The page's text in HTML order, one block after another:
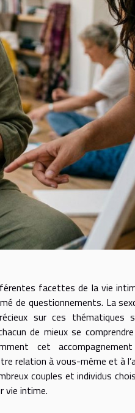
facettes de la vie
de questionnements. La
sur ces thématiques
de mieux se comprendre
cet
relation à vous-même et à
couples et individus
vie intime.